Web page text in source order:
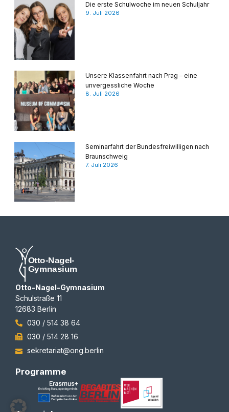
Die erste Schulwoche im neuen Schuljahr
9. Juli 2026
Unsere Klassenfahrt nach Prag – eine
unvergessliche Woche
8. Juli 2026
Seminarfahrt der Bundesfreiwilligen nach
Braunschweig
7. Juli 2026
Otto-Nagel-Gymnasium
Schulstraße 11
12683 Berlin
030 / 514 38 64
030 / 514 28 16
sekretariat@ong.berlin
Programme